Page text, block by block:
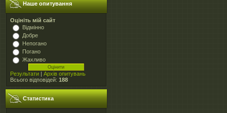
Наше опитування
Оцініть мій сайт
Відмінно
Добре
Непогано
Погано
Жахливо
Результати | Архів опитувань
Всього відповідей: 188
Статистика